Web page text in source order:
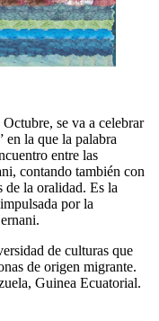
se va a celebrar
en la que la palabra
entre las
contando también con
de la oralidad. Es la
por la
de culturas que
de origen migrante.
Guinea Ecuatorial.